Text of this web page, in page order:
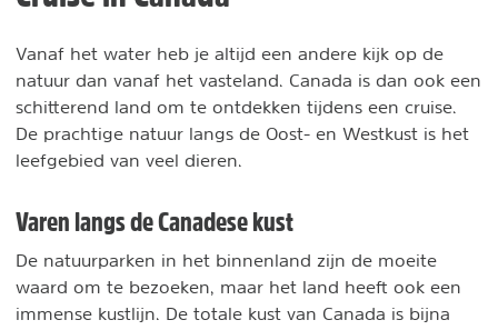
Vanaf het water heb je altijd een andere kijk op de
natuur dan vanaf het vasteland. Canada is dan ook een
schitterend land om te ontdekken tijdens een cruise.
De prachtige natuur langs de Oost- en Westkust is het
leefgebied van veel dieren.
Varen langs de Canadese kust
De natuurparken in het binnenland zijn de moeite
waard om te bezoeken, maar het land heeft ook een
immense kustlijn. De totale kust van Canada is bijna